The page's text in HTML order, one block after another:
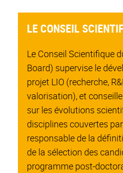
LE CONSEIL
Le Conseil Scientifique
Board) supervise le
projet LIO (recherche,
valorisation), et
sur les évolutions
disciplines couvertes
responsable de la
de la sélection des
programme post-